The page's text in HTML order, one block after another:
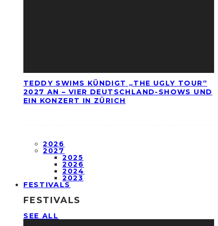
TEDDY SWIMS KÜNDIGT „THE UGLY TOUR“
2027 AN – VIER DEUTSCHLAND-SHOWS UND
EIN KONZERT IN ZÜRICH
2026
2027
2025
2026
2024
2023
FESTIVALS
FESTIVALS
SEE ALL